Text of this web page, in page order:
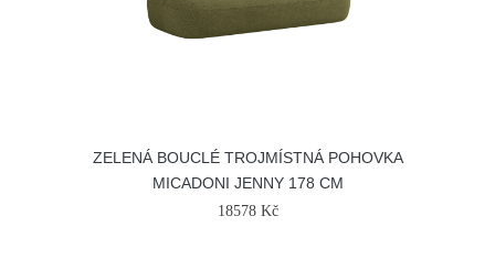
ZELENÁ BOUCLÉ TROJMÍSTNÁ POHOVKA
MICADONI JENNY 178 CM
18578 Kč